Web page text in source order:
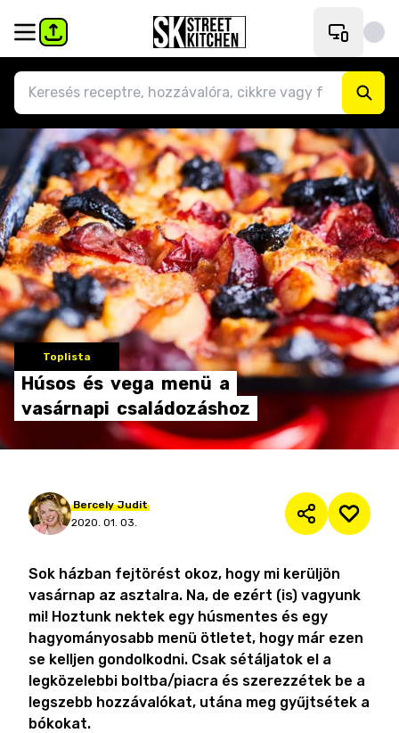
Toplista
Húsos és vega menü a
vasárnapi családozáshoz
Bercely Judit
2020. 01. 03.
Sok házban fejtörést okoz, hogy mi kerüljön
vasárnap az asztalra. Na, de ezért (is) vagyunk
mi! Hoztunk nektek egy húsmentes és egy
hagyományosabb menü ötletet, hogy már ezen
se kelljen gondolkodni. Csak sétáljatok el a
legközelebbi boltba/piacra és szerezzétek be a
legszebb hozzávalókat, utána meg gyűjtsétek a
bókokat.